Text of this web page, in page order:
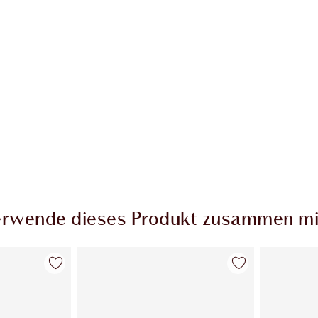
dieses Produkt zusammen